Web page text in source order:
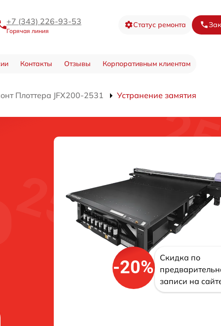
+7 (343) 226-93-53
Горячая линия
Статус ремонта
Контакты Отзывы Корпоративным клиентам
Плоттера JFX200-2531 Устранение замятия
-20%
Скидка по
записи на